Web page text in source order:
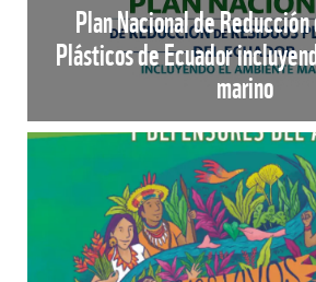
Plan Nacional de
Plásticos de Ecuador
marino